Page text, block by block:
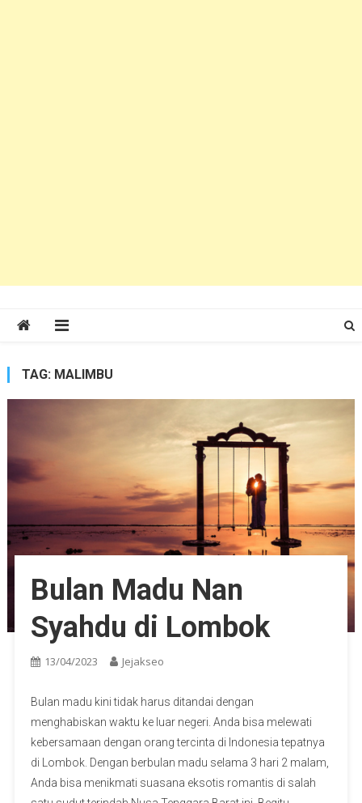
TAG: MALIMBU
Bulan Madu Nan
Syahdu di Lombok
13/04/2023 Jejakseo
Bulan madu kini tidak harus ditandai dengan
menghabiskan waktu ke luar negeri. Anda bisa melewati
kebersamaan dengan orang tercinta di Indonesia tepatnya
di Lombok. Dengan berbulan madu selama 3 hari 2 malam,
Anda bisa menikmati suasana eksotis romantis di salah